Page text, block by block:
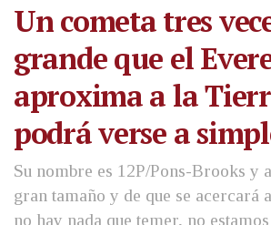
Un cometa tres
grande que el
aproxima a la
podrá verse a
Su nombre es 12P/Pons-Brooks y
gran tamaño y de que se acercará
no hay nada que temer, no